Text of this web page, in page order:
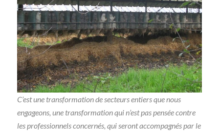
C’est une transformation de secteurs entiers que nous
engageons, une transformation qui n’est pas pensée contre
les professionnels concernés, qui seront accompagnés par le